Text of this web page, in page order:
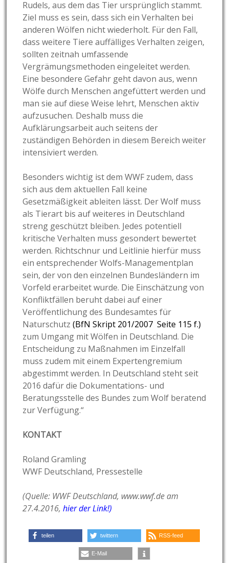
Rudels, aus dem das Tier ursprünglich stammt.
Ziel muss es sein, dass sich ein Verhalten bei
anderen Wölfen nicht wiederholt. Für den Fall,
dass weitere Tiere auffälliges Verhalten zeigen,
sollten zeitnah umfassende
Vergrämungsmethoden eingeleitet werden.
Eine besondere Gefahr geht davon aus, wenn
Wölfe durch Menschen angefüttert werden und
man sie auf diese Weise lehrt, Menschen aktiv
aufzusuchen. Deshalb muss die
Aufklärungsarbeit auch seitens der
zuständigen Behörden in diesem Bereich weiter
intensiviert werden.
Besonders wichtig ist dem WWF zudem, dass
sich aus dem aktuellen Fall keine
Gesetzmäßigkeit ableiten lässt. Der Wolf muss
als Tierart bis auf weiteres in Deutschland
streng geschützt bleiben. Jedes potentiell
kritische Verhalten muss gesondert bewertet
werden. Richtschnur und Leitlinie hierfür muss
ein entsprechender Wolfs-Managementplan
sein, der von den einzelnen Bundesländern im
Vorfeld erarbeitet wurde. Die Einschätzung von
Konfliktfällen beruht dabei auf einer
Veröffentlichung des Bundesamtes für
Naturschutz (BfN Skript 201/2007 Seite 115 f.)
zum Umgang mit Wölfen in Deutschland. Die
Entscheidung zu Maßnahmen im Einzelfall
muss zudem mit einem Expertengremium
abgestimmt werden. In Deutschland steht seit
2016 dafür die Dokumentations- und
Beratungsstelle des Bundes zum Wolf beratend
zur Verfügung.“
KONTAKT
Roland Gramling
WWF Deutschland, Pressestelle
(Quelle: WWF Deutschland, www.wwf.de am
27.4.2016,hier der Link!)
teilen twittern RSS-feed
E-Mail